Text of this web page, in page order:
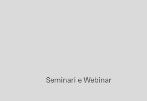
Seminari e Webinar